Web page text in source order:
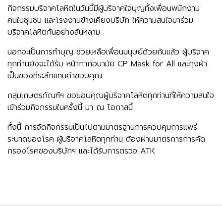
กิจกรรมบริจาคโลหิตในวันนี้มีผู้บริจาคใจบุญทั้งเพื่อนพนักงาน
คนในชุมชน และโรงงานข้างเคียงบริษัท ให้ความสนใจมาร่วม
บริจาคโลหิตกันอย่างล้นหลาม
นอกจะเป็นการทำบุญ ช่วยเหลือเพื่อนมนุษย์ด้วยกันแล้ว ผู้บริจาค
ทุกท่านยังจะได้รับ หน้ากากอนามัย CP Mask for All และถุงผ้า
เป็นของที่ระลึกแทนคำขอบคุณ
กลุ่มเกษตรภัณฑ์ฯ ขอขอบคุณผู้บริจาคโลหิตทุกท่านที่ให้ความสนใจ
เข้าร่วมกิจกรรมในครั้งนี้ มา ณ โอกาสนี้
ทั้งนี้ การจัดกิจกรรมเป็นไปตามมาตรฐานการควบคุมการแพร่
ระบาดของโรค ผู้บริจาคโลหิตทุกท่าน ต้องผ่านมาตรการการคัด
กรองโรคของบริษัทฯ และได้รับการตรวจ ATK